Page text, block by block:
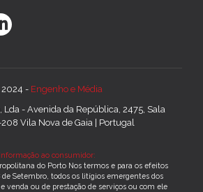
- Engenho e Média
Lda - Avenida da República, 2475, Sala
Vila Nova de Gaia | Portugal
Informação ao consumidor:
do Porto Nos termos e para os efeitos
de Setembro, todos os litígios emergentes dos
venda ou de prestação de serviços ou com ele